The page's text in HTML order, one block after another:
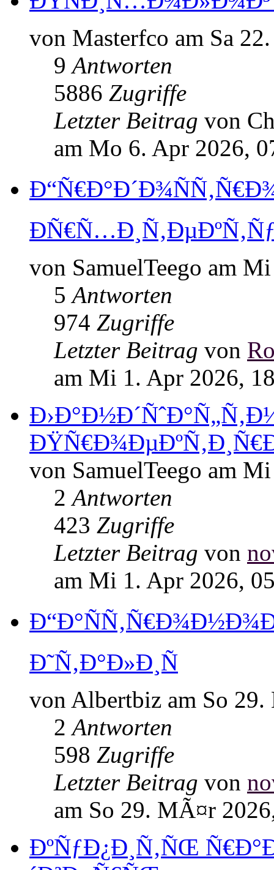
von Masterfco am Sa
9Antworten
5886 Zugriffe
Letzter Beitrag von
am Mo 6. Apr 2026,
von SamuelTeego am
5Antworten
974 Zugriffe
Letzter Beitrag von
am Mi 1. Apr 2026,
von SamuelTeego am
2Antworten
423 Zugriffe
Letzter Beitrag von
am Mi 1. Apr 2026,
Ð˜Ñ‚Ð°Ð»Ð¸Ñ
von Albertbiz am So
2Antworten
598 Zugriffe
Letzter Beitrag von
am So 29. MÃ¤r
ÐºÑƒÐ¿Ð¸Ñ‚ÑŒ